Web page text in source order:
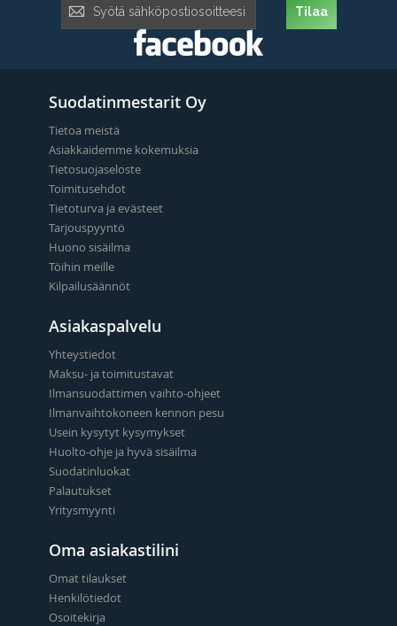
uutiskirje:
Tilaa
Suodatinmestarit Oy
Tietoa meistä
Asiakkaidemme kokemuksia
Tietosuojaseloste
Toimitusehdot
Tietoturva ja evästeet
Tarjouspyyntö
Huono sisäilma
Töihin meille
Kilpailusäännöt
Asiakaspalvelu
Yhteystiedot
Maksu- ja toimitustavat
Ilmansuodattimen vaihto-ohjeet
Ilmanvaihtokoneen kennon pesu
Usein kysytyt kysymykset
Huolto-ohje ja hyvä sisäilma
Suodatinluokat
Palautukset
Yritysmyynti
Oma asiakastilini
Omat tilaukset
Henkilötiedot
Osoitekirja